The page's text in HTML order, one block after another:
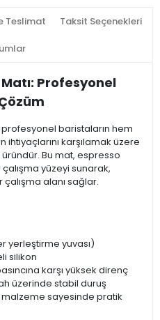
Teslimat Taksit Seçenekleri
Profesyonel
profesyonel baristaların hem
ihtiyaçlarını karşılamak üzere
Bu mat, espresso
yüzeyi sunarak,
çalışma alanı sağlar.
yerleştirme yuvası)
silikon
karşı yüksek direnç
üzerinde stabil duruş
malzeme sayesinde pratik